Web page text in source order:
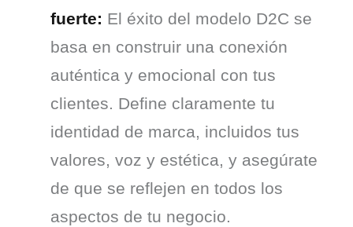
fuerte: El éxito del modelo D2C se
basa en construir una conexión
auténtica y emocional con tus
clientes. Define claramente tu
identidad de marca, incluidos tus
valores, voz y estética, y asegúrate
de que se reflejen en todos los
aspectos de tu negocio.